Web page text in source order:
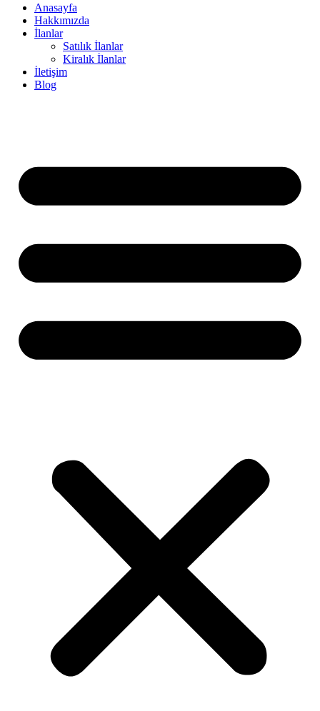
Anasayfa
Hakkımızda
İlanlar
Satılık İlanlar
Kiralık İlanlar
İletişim
Blog